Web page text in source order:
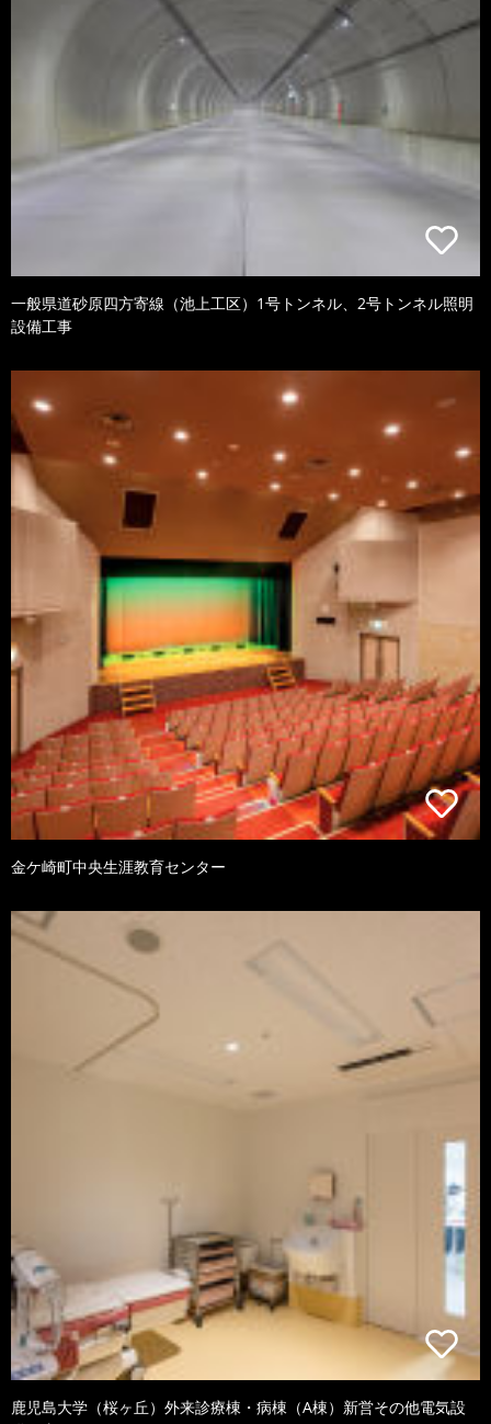
一般県道砂原四方寄線（池上工区）1号トンネル、2号トンネル照明
設備工事
金ケ崎町中央生涯教育センター
鹿児島大学（桜ヶ丘）外来診療棟・病棟（A棟）新営その他電気設